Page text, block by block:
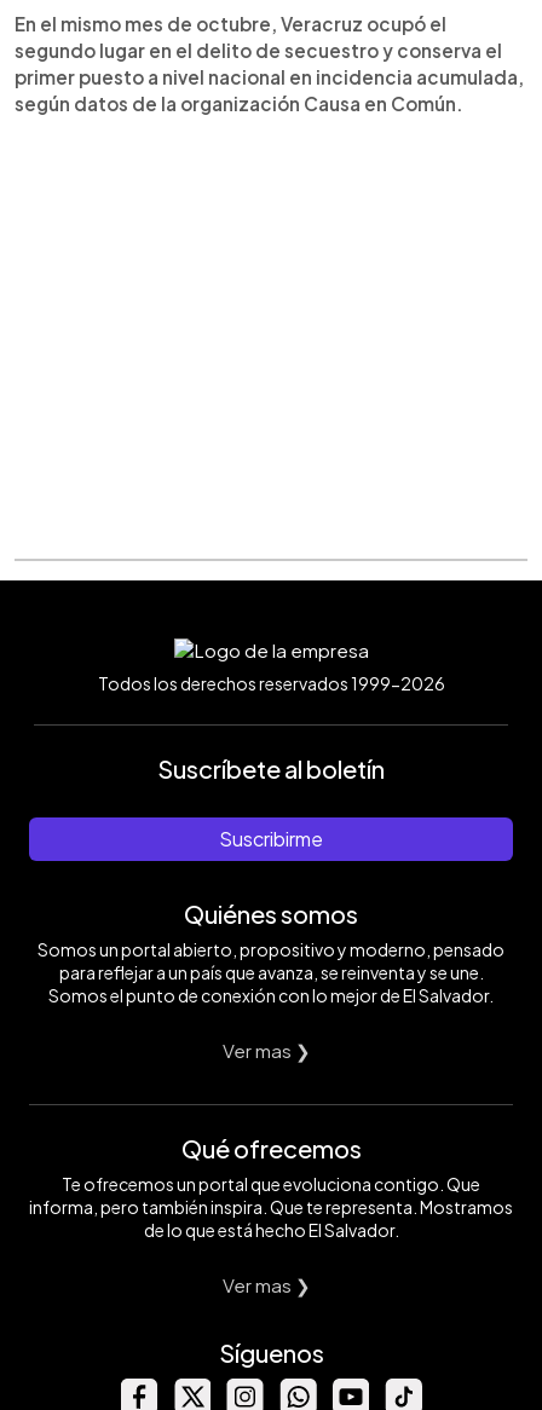
En el mismo mes de octubre, Veracruz ocupó el
segundo lugar en el delito de secuestro y conserva el
primer puesto a nivel nacional en incidencia acumulada,
según datos de la organización Causa en Común.
Todos los derechos reservados 1999-2026
Suscríbete al boletín
Suscribirme
Quiénes somos
Somos un portal abierto, propositivo y moderno, pensado
para reflejar a un país que avanza, se reinventa y se une.
Somos el punto de conexión con lo mejor de El Salvador.
Ver mas ❯
Qué ofrecemos
Te ofrecemos un portal que evoluciona contigo. Que
informa, pero también inspira. Que te representa. Mostramos
de lo que está hecho El Salvador.
Ver mas ❯
Síguenos